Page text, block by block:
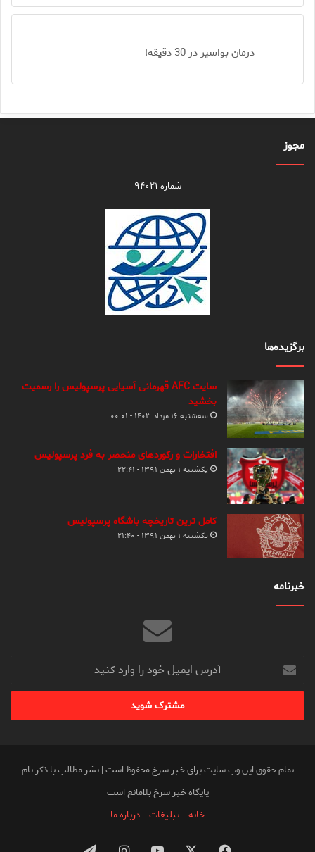
درمان بواسیر در 30 دقیقه!
مجوز
شماره ۹۴۰۲۱
برگزیده‌ها
سایت AFC قهرمانی آسیایی پرسپولیس را رسمیت
بخشید
سه‌شنبه ۱۶ مرداد ۱۴۰۳ - ۰۰:۰۱
افتخارات و رکوردهای منحصر به فرد پرسپولیس
یکشنبه ۱ بهمن ۱۳۹۱ - ۲۲:۴۱
کامل ترین تاریخچه باشگاه پرسپولیس
یکشنبه ۱ بهمن ۱۳۹۱ - ۲۱:۴۰
خبرنامه
آدرس
ایمیل
خود
وارد
تمام حقوق این وب سایت برای خبر سرخ محفوظ است | نشر مطالب با ذکر نام
پایگاه خبر سرخ بلامانع است
خانه
تبلیغات درباره ما